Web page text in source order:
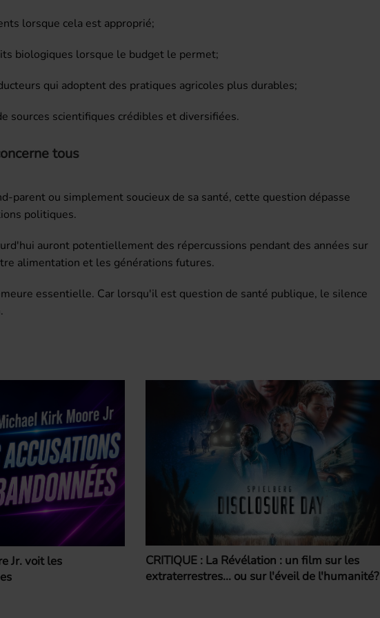
lorsque cela est approprié;
biologiques lorsque le budget le permet;
qui adoptent des pratiques agricoles plus durables;
sources scientifiques crédibles et diversifiées.
tous
parent ou simplement soucieux de sa santé, cette question dépasse
politiques.
auront potentiellement des répercussions pendant des années sur
alimentation et les générations futures.
essentielle. Car lorsqu'il est question de santé publique, le silence
Jr. voit les
CRITIQUE : La Révélation : un film sur les
extraterrestres... ou sur l'éveil de l'humanité?